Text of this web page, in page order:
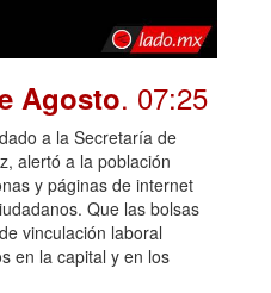
Agosto. 07:25
a la Secretaría de
alertó a la población
y páginas de internet
Que las bolsas
vinculación laboral
en la capital y en los